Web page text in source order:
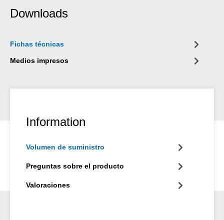
en pernos y tuercas de las ruedas y en bujes de desgaste de
Downloads
Fichas técnicas
Medios impresos
Information
Volumen de suministro
Preguntas sobre el producto
Valoraciones